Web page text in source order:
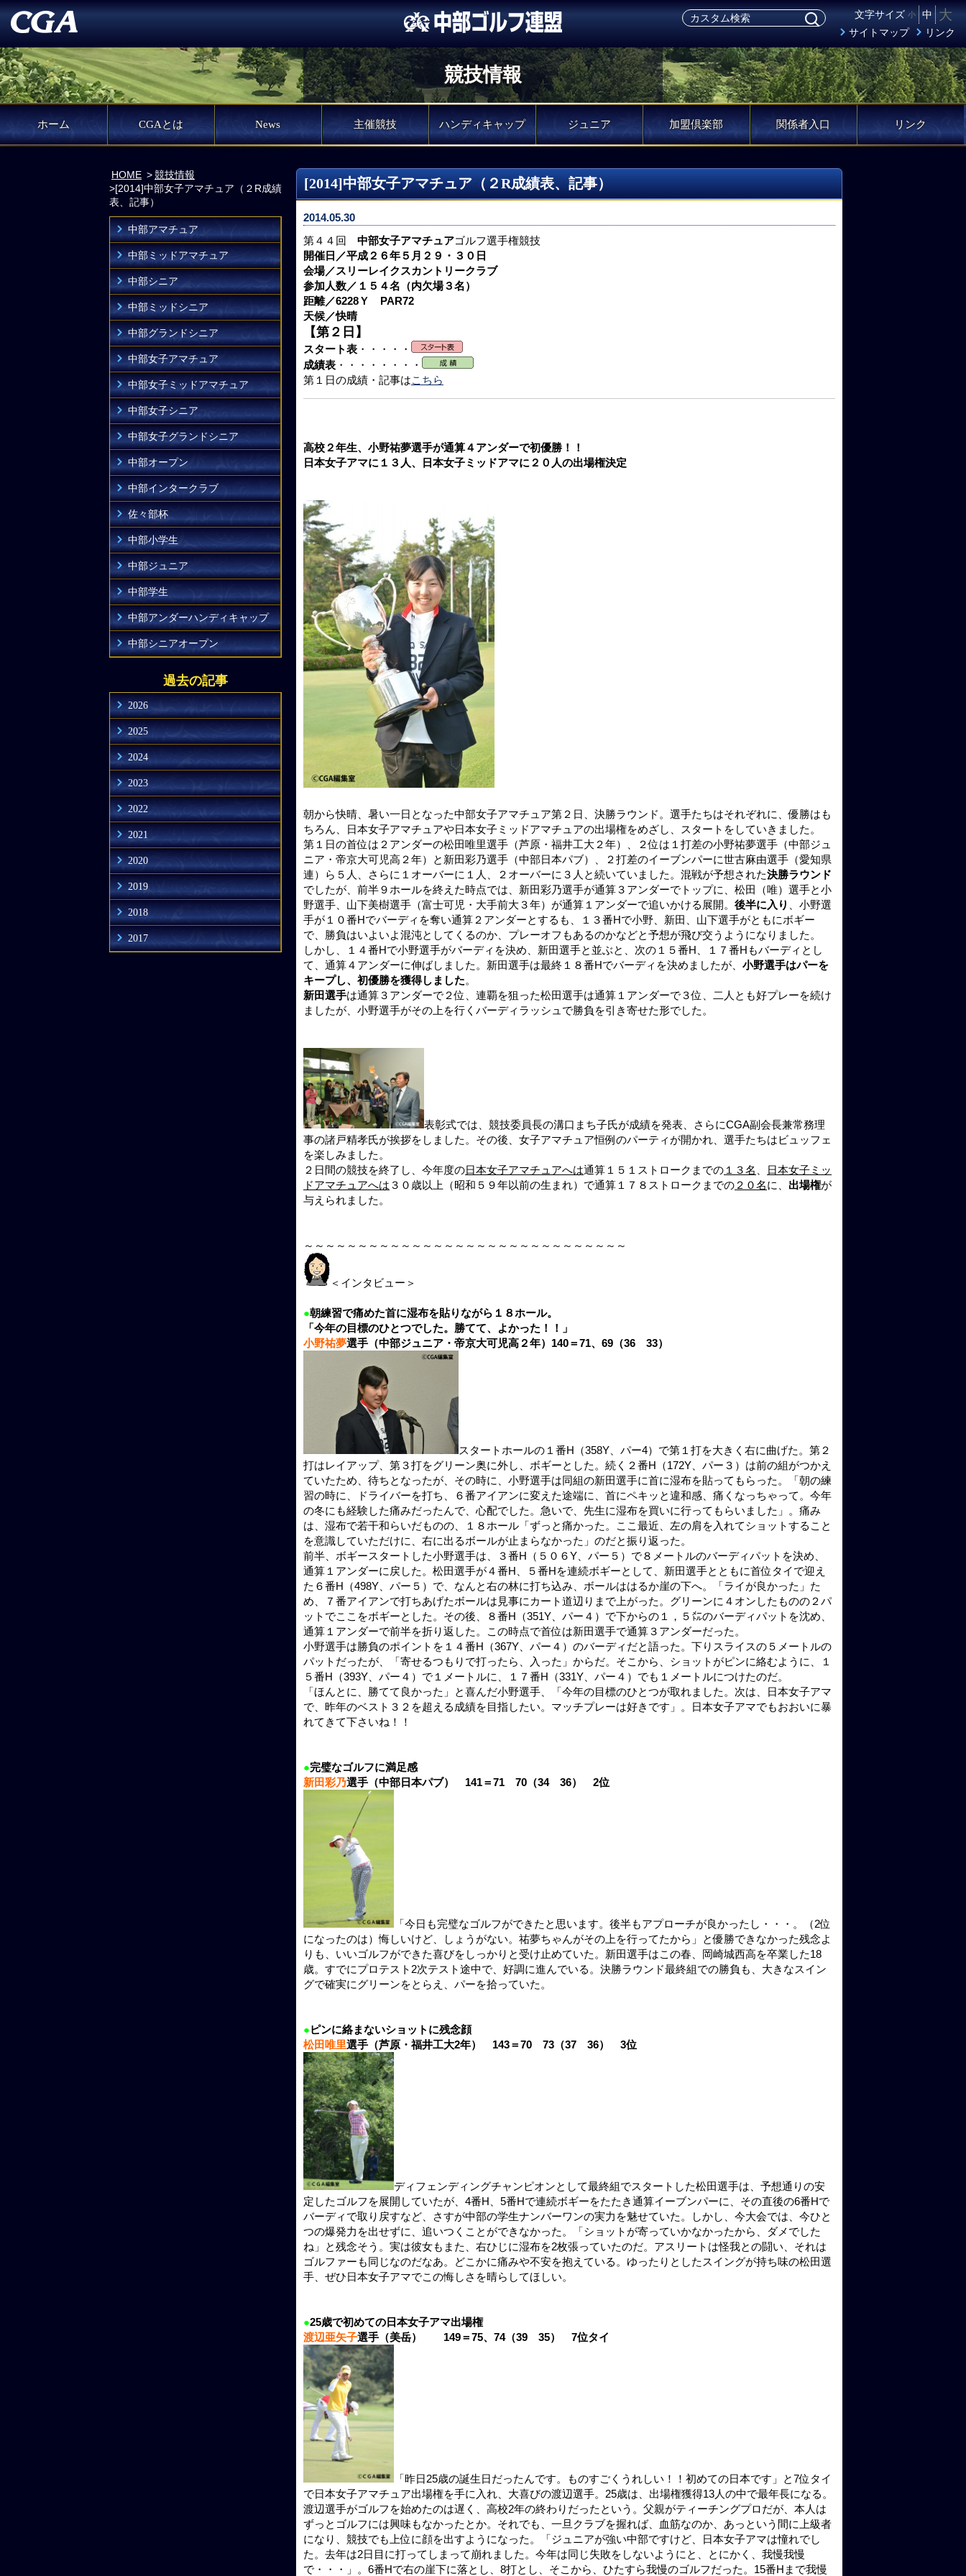
文字サイズ 小 中 大
サイトマップ リンク
競技情報
ホーム CGAとは News 主催競技 ハンディキャップ ジュニア 加盟倶楽部 関係者入口 リンク
HOME
競技情報
[2014]中部女子アマチュア（２R成績
表、記事）
中部アマチュア
中部ミッドアマチュア
中部シニア
中部ミッドシニア
中部グランドシニア
中部女子アマチュア
中部女子ミッドアマチュア
中部女子シニア
中部女子グランドシニア
中部オープン
中部インタークラブ
佐々部杯
中部小学生
中部ジュニア
中部学生
中部アンダーハンディキャップ
中部シニアオープン
過去の記事
2026
2025
2024
2023
2022
2021
2020
2019
2018
2017
[2014]中部女子アマチュア（２R成績表、記事）
2014.05.30
第４４回 中部女子アマチュアゴルフ選手権競技
開催日／平成２６年５月２９・３０日
会場／スリーレイクスカントリークラブ
参加人数／１５４名（内欠場３名）
距離／6228Ｙ PAR72
天候／快晴
【第２日】
スタート表 ・・・・・
成績表 ・・・・・・・・
第１日の成績・記事はこちら
高校２年生、小野祐夢選手が通算４アンダーで初優勝！！
日本女子アマに１３人、日本女子ミッドアマに２０人の出場権決定
朝から快晴、暑い一日となった中部女子アマチュア第２日、決勝ラウンド。選手たちはそれぞれに、優勝はも
ちろん、日本女子アマチュアや日本女子ミッドアマチュアの出場権をめざし、スタートをしていきました。
第１日の首位は２アンダーの松田唯里選手（芦原・福井工大２年）、２位は１打差の小野祐夢選手（中部ジュ
ニア・帝京大可児高２年）と新田彩乃選手（中部日本パブ）、２打差のイーブンパーに世古麻由選手（愛知県
連）ら５人、さらに１オーバーに１人、２オーバーに３人と続いていました。混戦が予想された決勝ラウンド
でしたが、前半９ホールを終えた時点では、新田彩乃選手が通算３アンダーでトップに、松田（唯）選手と小
野選手、山下美樹選手（富士可児・大手前大３年）が通算１アンダーで追いかける展開。 後半に入り
、小野選
手が１０番Hでバーディを奪い通算２アンダーとするも、１３番Hで小野、新田、山下選手がともにボギー
で、勝負はいよいよ混沌としてくるのか、プレーオフもあるのかなどと予想が飛び交うようになりました。
しかし、１４番Hで小野選手がバーディを決め、新田選手と並ぶと、次の１５番H、１７番Hもバーディとし
て、通算４アンダーに伸ばしました。新田選手は最終１８番Hでバーディを決めましたが、 小野選手はパーを
キープし、初優勝を獲得しました。
新田選手は通算３アンダーで２位、連覇を狙った松田選手は通算１アンダーで３位、二人とも好プレーを続け
ましたが、小野選手がその上を行くバーディラッシュで勝負を引き寄せた形でした。
表彰式では、競技委員長の溝口まち子氏が成績を発表、さらにCGA副会長兼常務理
事の諸戸精孝氏が挨拶をしました。その後、女子アマチュア恒例のパーティが開かれ、選手たちはビュッフェ
を楽しみました。
２日間の競技を終了し、今年度の日本女子アマチュアへは通算１５１ストロークまでの １３名
日本女子ミッ
ドアマチュアへは ３０歳以上（昭和５９年以前の生まれ）で通算１７８ストロークまでの ２０名に、 出場権が
与えられました。
～～～～～～～～～～～～～～～～～～～～～～～～～～～～～～
＜インタビュー＞
●朝練習で痛めた首に湿布を貼りながら１８ホール。
「今年の目標のひとつでした。勝てて、よかった！！」
小野祐夢選手（中部ジュニア・帝京大可児高２年）140＝71、69（36 33）
スタートホールの１番H（358Y、パー4）で第１打を大きく右に曲げた。第２
打はレイアップ、第３打をグリーン奥に外し、ボギーとした。続く２番H（172Y、パー３）は前の組がつかえ
ていたため、待ちとなったが、その時に、小野選手は同組の新田選手に首に湿布を貼ってもらった。「朝の練
習の時に、ドライバーを打ち、６番アイアンに変えた途端に、首にペキッと違和感、痛くなっちゃって。今年
の冬にも経験した痛みだったんで、心配でした。急いで、先生に湿布を買いに行ってもらいました」。痛み
は、湿布で若干和らいだものの、１８ホール「ずっと痛かった。ここ最近、左の肩を入れてショットすること
を意識していただけに、右に出るボールが止まらなかった」のだと振り返った。
前半、ボギースタートした小野選手は、３番H（５０６Y、パー５）で８メートルのバーディパットを決め、
通算１アンダーに戻した。松田選手が４番H、５番Hを連続ボギーとして、新田選手とともに首位タイで迎え
た６番H（498Y、パー５）で、なんと右の林に打ち込み、ボールははるか崖の下へ。「ライが良かった」た
め、７番アイアンで打ちあげたボールは見事にカート道辺りまで上がった。グリーンに４オンしたものの２パ
ットでここをボギーとした。その後、８番H（351Y、パー４）で下からの１，５㍍のバーディパットを沈め、
通算１アンダーで前半を折り返した。この時点で首位は新田選手で通算３アンダーだった。
小野選手は勝負のポイントを１４番H（367Y、パー４）のバーディだと語った。下りスライスの５メートルの
パットだったが、「寄せるつもりで打ったら、入った」からだ。そこから、ショットがピンに絡むように、１
５番H（393Y、パー４）で１メートルに、１７番H（331Y、パー４）でも１メートルにつけたのだ。
「ほんとに、勝てて良かった」と喜んだ小野選手、「今年の目標のひとつが取れました。次は、日本女子アマ
で、昨年のベスト３２を超える成績を目指したい。マッチプレーは好きです」。日本女子アマでもおおいに暴
れてきて下さいね！！
●完璧なゴルフに満足感
新田彩乃選手（中部日本パブ） 141＝71 70（34 36） 2位
「今日も完璧なゴルフができたと思います。後半もアプローチが良かったし・・・。（2位
になったのは）悔しいけど、しょうがない。祐夢ちゃんがその上を行ってたから」と優勝できなかった残念よ
りも、いいゴルフができた喜びをしっかりと受け止めていた。新田選手はこの春、岡崎城西高を卒業した18
歳。すでにプロテスト2次テスト途中で、好調に進んでいる。決勝ラウンド最終組での勝負も、大きなスイン
グで確実にグリーンをとらえ、パーを拾っていた。
●ピンに絡まないショットに残念顔
松田唯里選手（芦原・福井工大2年） 143＝70 73（37 36） 3位
ディフェンディングチャンピオンとして最終組でスタートした松田選手は、予想通りの安
定したゴルフを展開していたが、4番H、5番Hで連続ボギーをたたき通算イーブンパーに、その直後の6番Hで
バーディで取り戻すなど、さすが中部の学生ナンバーワンの実力を魅せていた。しかし、今大会では、今ひと
つの爆発力を出せずに、追いつくことができなかった。「ショットが寄っていかなかったから、ダメでした
ね」と残念そう。実は彼女もまた、右ひじに湿布を2枚張っていたのだ。アスリートは怪我との闘い、それは
ゴルファーも同じなのだなあ。どこかに痛みや不安を抱えている。ゆったりとしたスイングが持ち味の松田選
手、ぜひ日本女子アマでこの悔しさを晴らしてほしい。
●25歳で初めての日本女子アマ出場権
渡辺亜矢子選手（美岳） 149＝75、74（39 35） 7位タイ
「昨日25歳の誕生日だったんです。ものすごくうれしい！！初めての日本です」と7位タイ
で日本女子アマチュア出場権を手に入れ、大喜びの渡辺選手。25歳は、出場権獲得13人の中で最年長になる。
渡辺選手がゴルフを始めたのは遅く、高校2年の終わりだったという。父親がティーチングプロだが、本人は
ずっとゴルフには興味もなかったとか。それでも、一旦クラブを握れば、血筋なのか、あっという間に上級者
になり、競技でも上位に顔を出すようになった。「ジュニアが強い中部ですけど、日本女子アマは憧れでし
た。去年は2日目に打ってしまって崩れました。今年は同じ失敗をしないようにと、とにかく、我慢我慢
で・・・」。6番Hで右の崖下に落とし、8打とし、そこから、ひたすら我慢のゴルフだった。15番Hまで我慢